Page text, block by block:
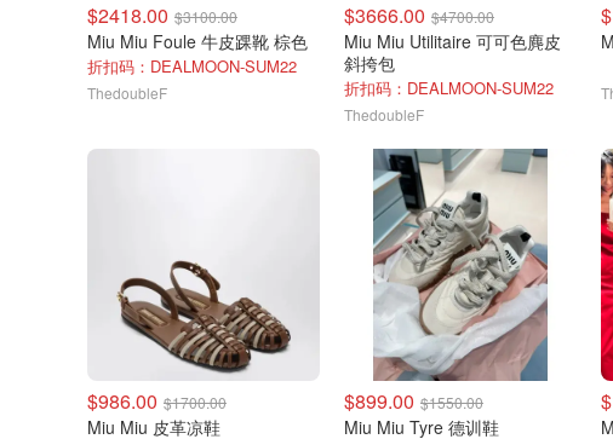
$2418.00 $3100.00
Miu Miu Foule 牛皮踝靴 棕色
折扣码：DEALMOON-SUM22
ThedoubleF
$3666.00 $4700.00
Miu Miu Utilitaire 可可色麂皮
斜挎包
折扣码：DEALMOON-SUM22
ThedoubleF
$986.00 $1700.00
Miu Miu 皮革凉鞋
$899.00 $1550.00
Miu Miu Tyre 德训鞋